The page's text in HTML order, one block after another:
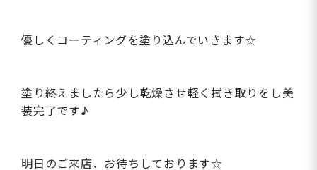
優しくコーティングを塗り込んでいきます☆
塗り終えましたら少し乾燥させ軽く拭き取りをし美
装完了です♪
明日のご来店、お待ちしております☆